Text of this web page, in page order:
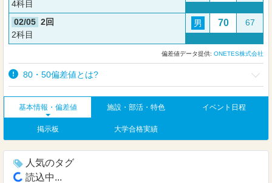
4科目
02/05 2回
2科目
男 70 67
偏差値データ提供: ONETES株式会社
80・50偏差値とは?
基本情報・偏差値 施設・部活・特色 イベント日程
掲示板 大学合格実績
人気のタグ
読込中...